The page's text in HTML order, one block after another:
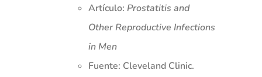
Artículo: Prostatitis and
Other Reproductive Infections
in Men
Fuente: Cleveland Clinic.